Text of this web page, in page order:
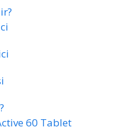
60 Tablet